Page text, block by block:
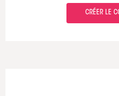
CRÉER LE